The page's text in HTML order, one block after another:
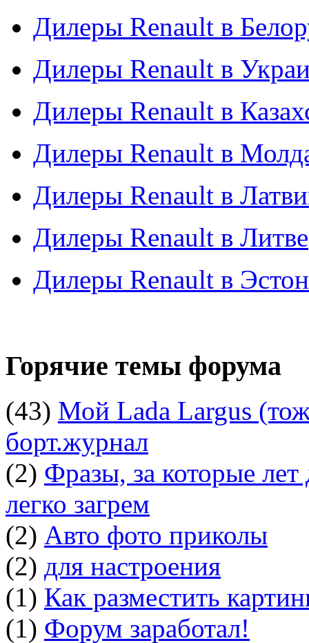
Дилеры Renault в
Дилеры Renault в
Дилеры Renault в
Дилеры Renault в
Дилеры Renault в
Дилеры Renault в Литве
Дилеры Renault в
Горячие темы форума
(43) Мой Lada Largus
борт.журнал
(2) Фразы, за которые
легко загрем
(2) Авто фото приколы
(2) для настроения
(1) Как разместить
(1) Форум заработал!